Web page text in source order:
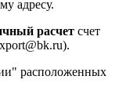
адресу.
расчет счет
расположенных